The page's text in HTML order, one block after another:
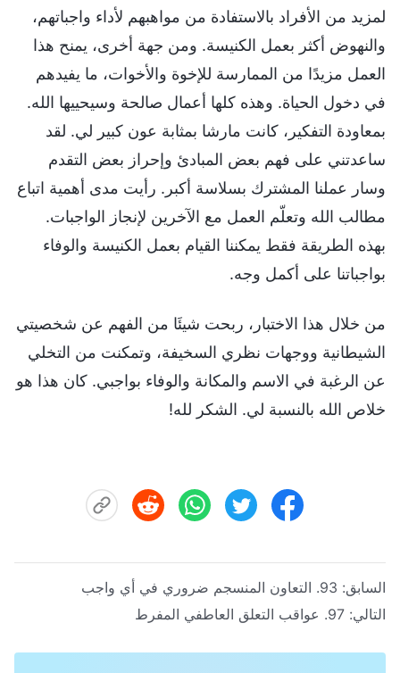
لمزيد من الأفراد بالاستفادة من مواهبهم لأداء واجباتهم،
والنهوض أكثر بعمل الكنيسة. ومن جهة أخرى، يمنح هذا
العمل مزيدًا من الممارسة للإخوة والأخوات، ما يفيدهم
في دخول الحياة. وهذه كلها أعمال صالحة وسيحييها الله.
بمعاودة التفكير، كانت مارشا بمثابة عون كبير لي. لقد
ساعدتني على فهم بعض المبادئ وإحراز بعض التقدم
وسار عملنا المشترك بسلاسة أكبر. رأيت مدى أهمية اتباع
مطالب الله وتعلّم العمل مع الآخرين لإنجاز الواجبات.
بهذه الطريقة فقط يمكننا القيام بعمل الكنيسة والوفاء
بواجباتنا على أكمل وجه.
من خلال هذا الاختبار، ربحت شيئَا من الفهم عن شخصيتي
الشيطانية ووجهات نظري السخيفة، وتمكنت من التخلي
عن الرغبة في الاسم والمكانة والوفاء بواجبي. كان هذا هو
خلاص الله بالنسبة لي. الشكر لله!
السابق: 93. التعاون المنسجم ضروري في أي واجب
التالي: 97. عواقب التعلق العاطفي المفرط